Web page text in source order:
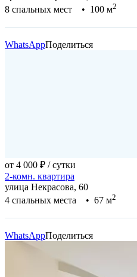
8 спальных мест • 100 м2
WhatsAppПоделиться
от 4 000 ₽ / сутки
2-комн. квартира
улица Некрасова, 60
4 спальных места • 67 м2
WhatsAppПоделиться